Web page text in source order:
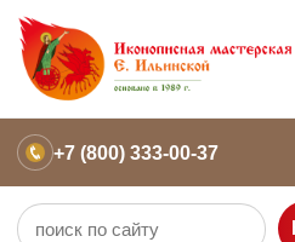
+7 (800) 333-00-37